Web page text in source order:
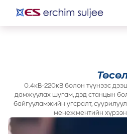
0.4кВ-220кВ болон түүнээс
дамжуулах шугам, дэд станцын
байгууламжийн угсралт,
менежментийн